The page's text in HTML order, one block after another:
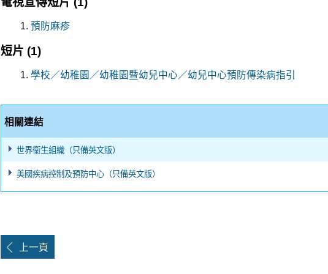
預防麻疹
短片 (1)
學校／幼稚園／幼稚園暨幼兒中心／幼兒中心預防傳染病指引
相關連結
世界衞生組織（只備英文版）
美國疾病控制及預防中心（只備英文版）
上一頁